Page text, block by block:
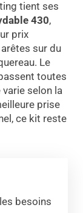
tient ses
430,
prix
sur du
Le
toutes
varie selon la
prise
ce kit reste
besoins